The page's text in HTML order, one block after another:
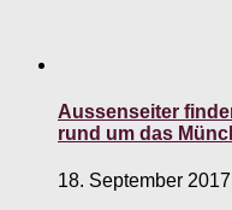
Aussenseiter
rund um das
18. September 2017